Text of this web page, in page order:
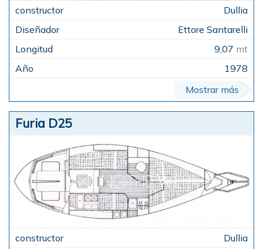
Dullia
Ettore Santarelli
9,07 mt
1978
Mostrar más
Furia D25
Dullia